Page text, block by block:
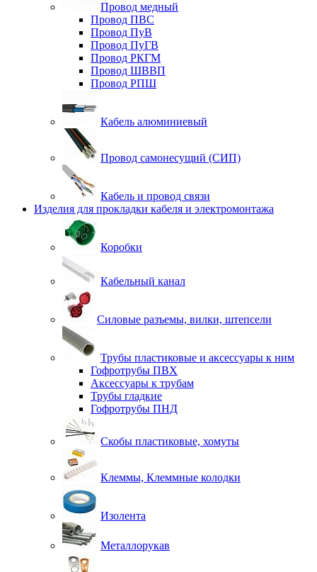
Провод медный
Провод ПВС
Провод ПуВ
Провод ПуГВ
Провод РКГМ
Провод ШВВП
Провод РПШ
Кабель алюминиевый
Провод самонесущий (СИП)
Кабель и провод связи
Изделия для прокладки кабеля и электромонтажа
Коробки
Кабельный канал
Силовые разъемы, вилки, штепсели
Трубы пластиковые и аксессуары к ним
Гофротрубы ПВХ
Аксессуары к трубам
Трубы гладкие
Гофротрубы ПНД
Скобы пластиковые, хомуты
Клеммы, Клеммные колодки
Изолента
Металлорукав